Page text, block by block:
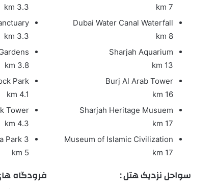
7 km
Dubai Water Canal Waterfall
8 km
Sharjah Aquarium
13 km
Burj Al Arab Tower
16 km
Sharjah Heritage Musuem
17 km
Museum of Islamic Civilization
17 km
3.3 km
3.3 km
3.8 km
Park
4.1 km
Tower
4.3 km
Park 3
5 km
سواحل نزدیک هتل : فرودگاه